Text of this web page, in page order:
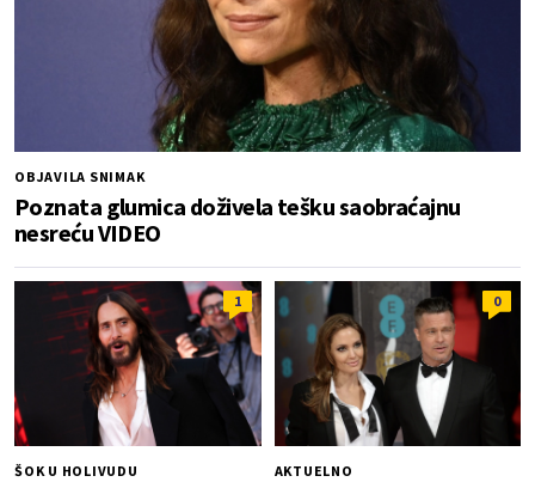
OBJAVILA SNIMAK
Poznata glumica doživela tešku saobraćajnu
nesreću VIDEO
1
ŠOK U HOLIVUDU
0
AKTUELNO